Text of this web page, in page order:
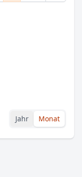
Jahr Monat